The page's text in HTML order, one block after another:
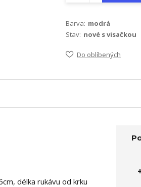
Barva: modrá
Stav: nové s visačkou
Do oblíbených
délka rukávu od krku